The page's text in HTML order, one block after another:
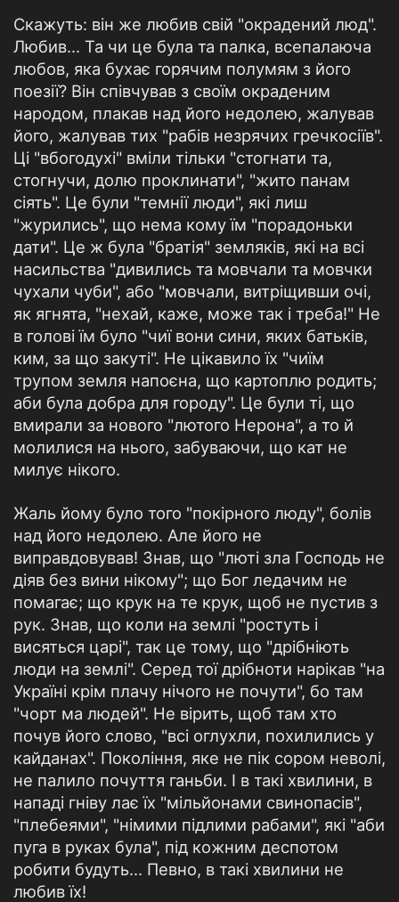
Скажуть: він же любив свій "окрадений люд".
Любив... Та чи це була та палка, всепалаюча
любов, яка бухає горячим полумям з його
поезії? Він співчував з своїм окраденим
народом, плакав над його недолею, жалував
його, жалував тих "рабів незрячих гречкосіїв".
Ці "вбогодухі" вміли тільки "стогнати та,
стогнучи, долю проклинати", "жито панам
сіять". Це були "темнії люди", які лиш
"журились", що нема кому їм "порадоньки
дати". Це ж була "братія" земляків, які на всі
насильства "дивились та мовчали та мовчки
чухали чуби", або "мовчали, витріщивши очі,
як ягнята, "нехай, каже, може так і треба!" Не
в голові їм було "чиї вони сини, яких батьків,
ким, за що закуті". Не цікавило їх "чиїм
трупом земля напоєна, що картоплю родить;
аби була добра для городу". Це були ті, що
вмирали за нового "лютого Нерона", а то й
молилися на нього, забуваючи, що кат не
милує нікого.
Жаль йому було того "покірного люду", болів
над його недолею. Але його не
виправдовував! Знав, що "люті зла Господь не
діяв без вини нікому"; що Бог ледачим не
помагає; що крук на те крук, щоб не пустив з
рук. Знав, що коли на землі "ростуть і
висяться царі", так це тому, що "дрібніють
люди на землі". Серед тої дрібноти нарікав "на
Україні крім плачу нічого не почути", бо там
"чорт ма людей". Не вірить, щоб там хто
почув його слово, "всі оглухли, похилились у
кайданах". Покоління, яке не пік сором неволі,
не палило почуття ганьби. І в такі хвилини, в
нападі гніву лає їх "мільйонами свинопасів",
"плебеями", "німими підлими рабами", які "аби
пуга в руках була", під кожним деспотом
робити будуть... Певно, в такі хвилини не
любив їх!